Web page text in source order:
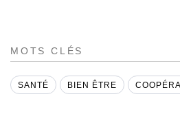
MOTS CLÉS
SANTÉ BIEN ÊTRE